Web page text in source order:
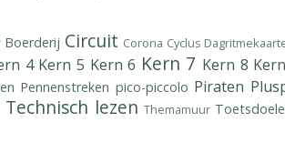
Boerderij Circuit Corona Cyclus
4 Kern 5 Kern 6 Kern 7 Kern 8
Pennenstreken pico-piccolo Piraten
Technisch lezen Themamuur